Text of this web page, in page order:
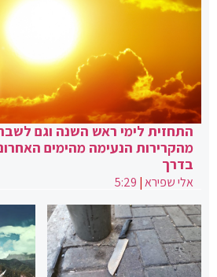
התחזית לימי ראש השנה וגם
מהקרירות הנעימה מהימים
בדרך
אלי שפירא|
5:29